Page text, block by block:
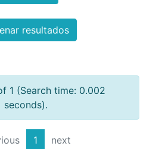
resultados
1 (Search time: 0.002
seconds).
1 next